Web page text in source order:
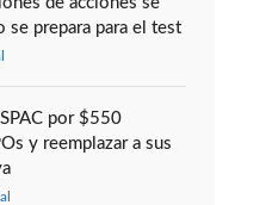
se prepara para el test
por $550
y reemplazar a sus